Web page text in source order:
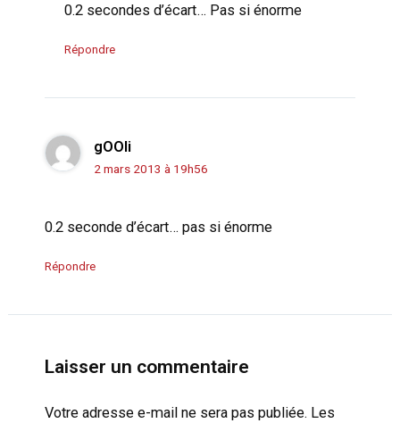
0.2 secondes d’écart… Pas si énorme
Répondre
gOOli
2 mars 2013 à 19h56
0.2 seconde d’écart… pas si énorme
Répondre
Laisser un commentaire
Votre adresse e-mail ne sera pas publiée. Les